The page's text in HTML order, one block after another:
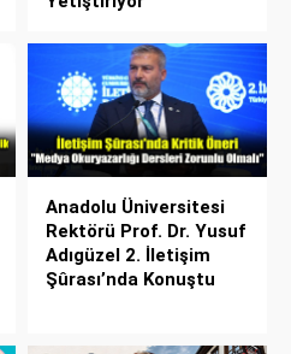
Anadolu Üniversitesi
Rektörü Prof. Dr. Yusuf
Adıgüzel 2. İletişim
Şûrası’nda Konuştu